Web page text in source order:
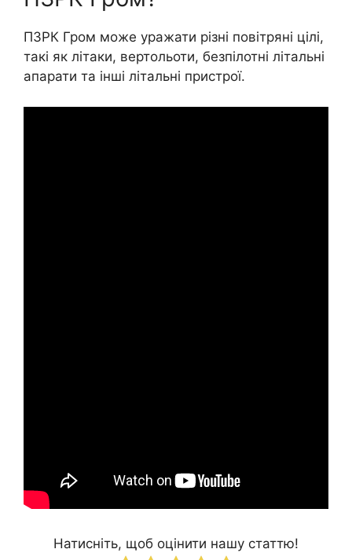
ПЗРК Гром може уражати різні повітряні цілі,
такі як літаки, вертольоти, безпілотні літальні
апарати та інші літальні пристрої.
Натисніть, щоб оцінити нашу статтю!